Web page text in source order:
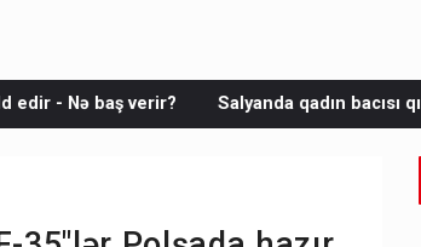
Salyanda qadın bacısı qızının nişanında